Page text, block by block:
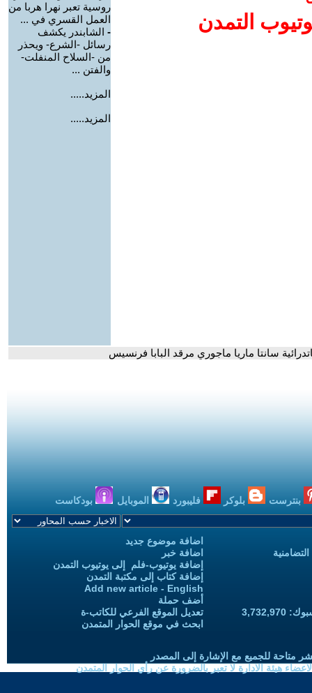
التمدن
روسية تعبر نهرا هربا من
العمل القسري في ...
- الشابندر يكشف
رسائل -الشرع- ويحذر
من -السلاح المنفلت-
والفتن ...
المزيد.....
المزيد.....
سانتا ماريا ماجوري مرقد البابا فرنسيس
بنترست بلوكر فليبورد الموبايل بودكاست
اضافة موضوع جديد
اضافة خبر
إضافة يوتيوب-فلم إلى يوتيوب التمدن
إضافة كتاب إلى مكتبة التمدن
Add new article - English
أضف حملة
تعديل الموقع الفرعي للكاتب-ة
ابحث في موقع الحوار المتمدن
متاحة للجميع مع الإشارة إلى المصدر
هيئة الادارة لا تعبر بالضرورة عن رأي الحوار المتمدن